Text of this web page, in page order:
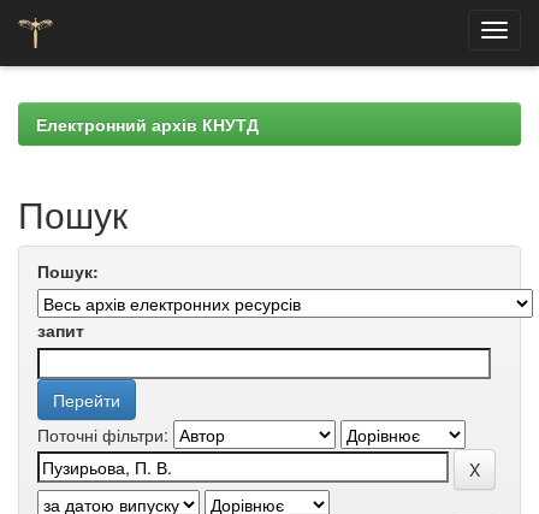
navigationЕлектронний архів КНУТД
Пошук
Пошук:
запит
Поточні фільтри: